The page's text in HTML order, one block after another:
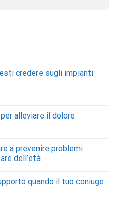
credere sugli impianti
alleviare il dolore
a prevenire problemi
dell’età
quando il tuo coniuge